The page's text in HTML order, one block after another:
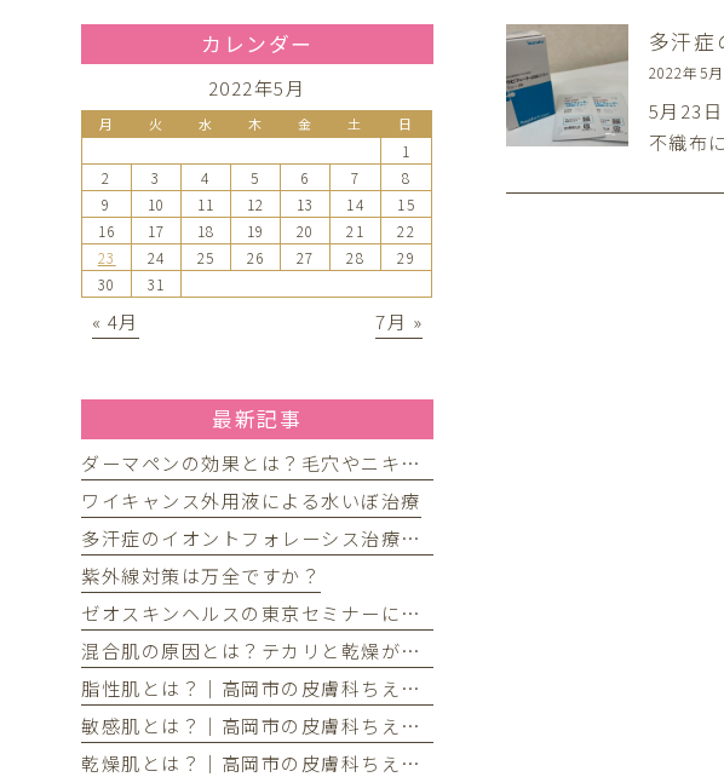
多汗症
2022年5
5月23
不織布
カレンダー
2022年5月
月 火 水 木 金 土 日
1
2
3 4 5 6 7
8
9
10 11 12 13 14
15
16
17 18 19 20 21
22
23
24 25 26 27 28
29
30
31
« 4月 7月 »
最新記事
ダーマペンの効果とは？毛穴やニキビ跡が気になる方へ
ワイキャンス外用液による水いぼ治療
多汗症のイオントフォレーシス治療を開始しました
紫外線対策は万全ですか？
ゼオスキンヘルスの東京セミナーに参加してきました
混合肌の原因とは？テカリと乾燥が同時に起こる理由とケア方法
脂性肌とは？｜高岡市の皮膚科ちえこクリニック
敏感肌とは？｜高岡市の皮膚科ちえこクリニック
乾燥肌とは？｜高岡市の皮膚科ちえこクリニック